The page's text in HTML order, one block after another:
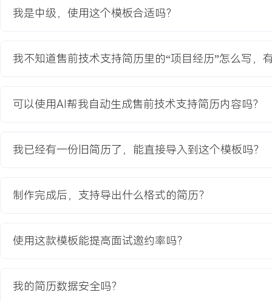
1.需求深度调研：协同销售进行X轮客户高层及技术部门访谈，梳理
隐藏痛点，明确系统集成与数据看板为关键胜负手。
整体架构图与数据流图，重点规划了跨系统数据中台方案以解决信
3.POC演示环境搭建：负责概念验证（POC）环境的搭建，模拟园区
4.技术标书编制：独立撰写超过XXX页的技术方案标书，详细阐述技
安全体系及售后支持，针对客户痛点设计专属应答策略。
应对评委提出的XX个关键技术质疑。
标奠定决定性基础。
3.项目中沉淀的智慧园区解决方案模板，后续被复用于X个类似商机
教育背景
我是中级，使用这个模板合适吗？
我不知道售前技术支持简历里的“项目经历”怎么写，
可以使用AI帮我自动生成售前技术支持简历内容吗？
我已经有一份旧简历了，能直接导入到这个模板吗？
制作完成后，支持导出什么格式的简历？
使用这款模板能提高面试邀约率吗？
我的简历数据安全吗？